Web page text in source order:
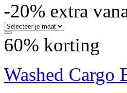
-20% extra
60% korting
Washed Cargo